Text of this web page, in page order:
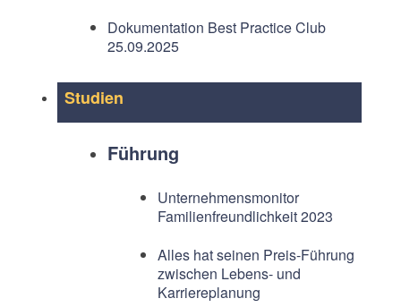
Dokumentation Best Practice Club
25.09.2025
Studien
Führung
Unternehmensmonitor
Familienfreundlichkeit 2023
Alles hat seinen Preis-Führung
zwischen Lebens- und
Karriereplanung